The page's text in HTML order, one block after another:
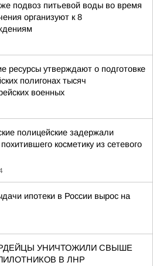
подвоз питьевой воды во время
организуют к 8
ресурсы утверждают о подготовке
полигонах тысяч
военных
полицейские задержали
косметику из сетевого
ипотеки в России вырос на
УНИЧТОЖИЛИ СВЫШЕ
В ЛНР